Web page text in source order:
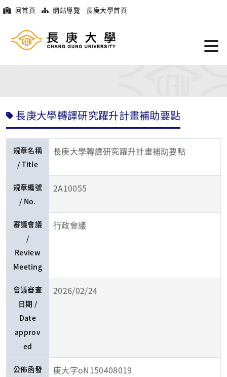
回首頁 網站導覽 長庚大學首頁
長庚大學轉譯研究躍升計畫補助要點
規章名稱
/ Title
長庚大學轉譯研究躍升計畫補助要點
規章編號
/ No.
2A10055
審議會議
/
Review
Meeting
行政會議
會議審查
日期 /
Date
approv
ed
2026/02/24
公佈函發
庚大字oN150408019